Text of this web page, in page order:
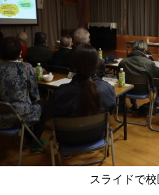
スライドで